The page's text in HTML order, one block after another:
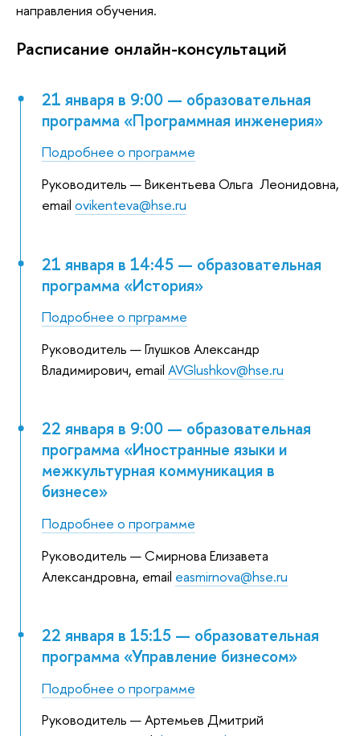
направления обучения.
Расписание онлайн-консультаций
21 января в 9:00 — образовательная
программа «Программная инженерия»
Подробнее о программе
Руководитель — Викентьева Ольга Леонидовна,
email ovikenteva@hse.ru
21 января в 14:45 — образовательная
программа «История»
Подробнее о прграмме
Руководитель — Глушков Александр
Владимирович, email AVGlushkov@hse.ru
22 января в 9:00 — образовательная
программа «Иностранные языки и
межкультурная коммуникация в
бизнесе»
Подробнее о программе
Руководитель — Смирнова Елизавета
Александровна, email easmirnova@hse.ru
22 января в 15:15 — образовательная
программа «Управление бизнесом»
Подробнее о программе
Руководитель — Артемьев Дмитрий